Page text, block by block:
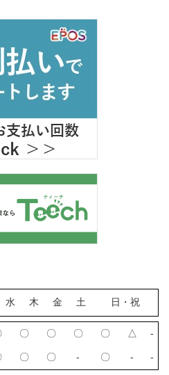
水 木 金 土 日・祝
〇 〇 〇 〇 △ ‐
〇 〇 ‐ 〇 ‐ ‐